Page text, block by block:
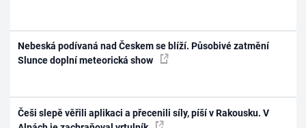
Nebeská podívaná nad Českem se blíží. Působivé zatmění
Slunce doplní meteorická show
Češi slepě věřili aplikaci a přecenili síly, píší v Rakousku. V